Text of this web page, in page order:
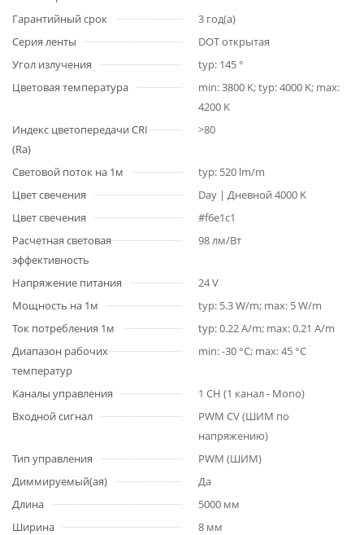
Гарантийный срок
3 год(а)
Серия ленты
DOT открытая
Угол излучения
typ: 145 °
Цветовая температура
min: 3800 K; typ: 4000 K; max:
4200 K
Индекс цветопередачи CRI
(Ra)
>80
Световой поток на 1м
typ: 520 lm/m
Цвет свечения
Day | Дневной 4000 K
Цвет свечения
#f6e1c1
Расчетная световая
эффективность
98 лм/Вт
Напряжение питания
24 V
Мощность на 1м
typ: 5.3 W/m; max: 5 W/m
Ток потребления 1м
typ: 0.22 A/m; max: 0.21 A/m
Диапазон рабочих
температур
min: -30 °C; max: 45 °C
Каналы управления
1 CH (1 канал - Mono)
Входной сигнал
PWM СV (ШИМ по
напряжению)
Тип управления
PWM (ШИМ)
Диммируемый(ая)
Да
Длина
5000 мм
Ширина
8 мм